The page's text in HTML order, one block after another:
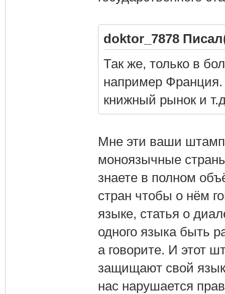
doktor_7878
Так же, только в
например
книжный рынок и
Мне эти ваши
моноязычные
знаете в полном
стран чтобы о нём
языке, статья о
одного языка быть
а говорите. И этот
защищают свой язык
нас нарушается